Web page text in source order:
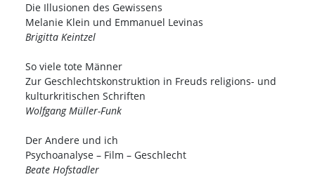
Die Illusionen des Gewissens
Melanie Klein und Emmanuel Levinas
Brigitta Keintzel
So viele tote Männer
Zur Geschlechtskonstruktion in Freuds religions- und
kulturkritischen Schriften
Wolfgang Müller-Funk
Der Andere und ich
Psychoanalyse – Film – Geschlecht
Beate Hofstadler